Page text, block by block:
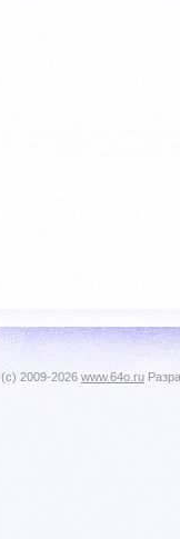
(c) 2009-2026 www.64o.ru